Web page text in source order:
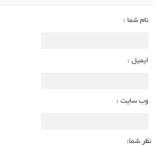
نام شما :
ایمیل :
وب سایت :
نظر شما: